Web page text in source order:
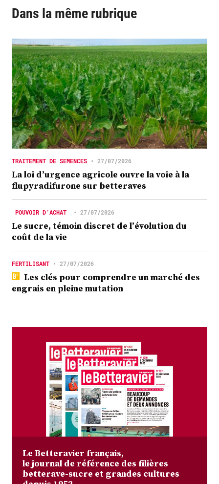
Dans la même rubrique
TRAITEMENT DE SEMENCES • 27/07/2026
La loi d’urgence agricole ouvre la voie à la
flupyradifurone sur betteraves
POUVOIR D’ACHAT • 27/07/2026
Le sucre, témoin discret de l’évolution du
coût de la vie
FERTILISANT • 27/07/2026
Les clés pour comprendre un marché des
engrais en pleine mutation
Le Betteravier français,
le journal de référence des filières
betterave-sucre et grandes cultures